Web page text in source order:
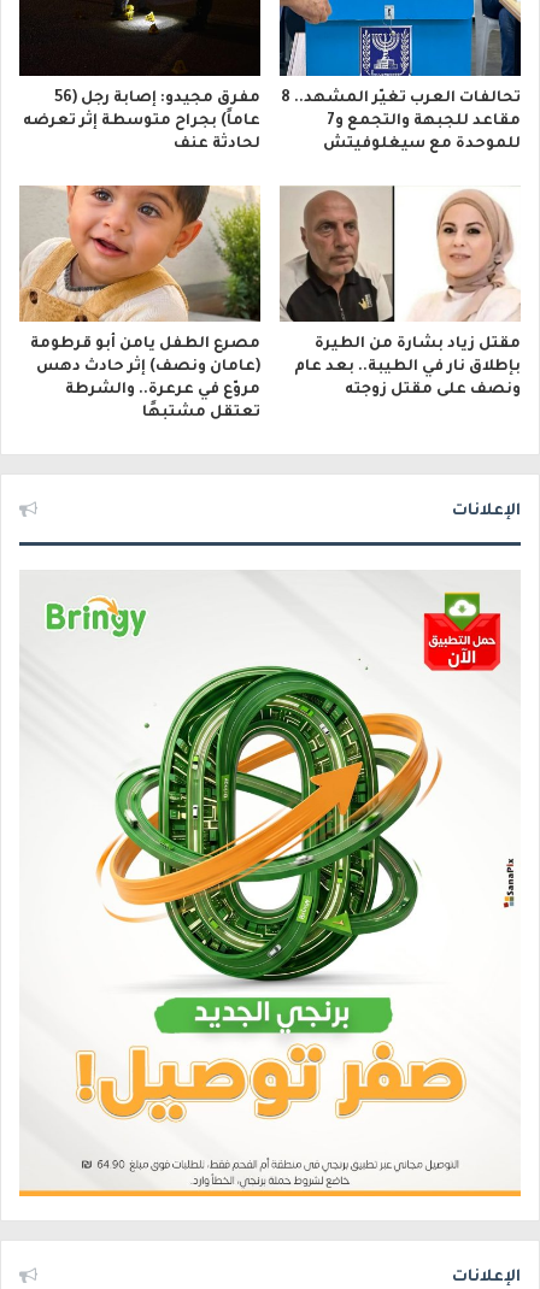
تحالفات العرب تغيّر المشهد.. 8
مقاعد للجبهة والتجمع و7
للموحدة مع سيغلوفيتش
مفرق مجيدو: إصابة رجل (56
عاماً) بجراح متوسطة إثر تعرضه
لحادثة عنف
مقتل زياد بشارة من الطيرة
بإطلاق نار في الطيبة.. بعد عام
ونصف على مقتل زوجته
مصرع الطفل يامن أبو قرطومة
(عامان ونصف) إثر حادث دهس
مروّع في عرعرة.. والشرطة
تعتقل مشتبهًا
الإعلانات
الإعلانات